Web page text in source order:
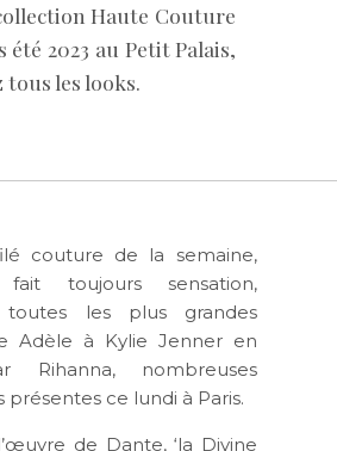
Haute Couture
2023 au Petit Palais,
tous les looks.
couture de la semaine,
fait toujours sensation,
les plus grandes
Adèle à Kylie Jenner en
Rihanna, nombreuses
présentes ce lundi à Paris.
de Dante, ‘la Divine